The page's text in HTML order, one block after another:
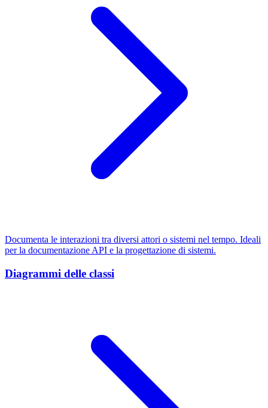
Documenta le interazioni tra diversi attori o sistemi nel tempo. Ideali
per la documentazione API e la progettazione di sistemi.
Diagrammi delle classi